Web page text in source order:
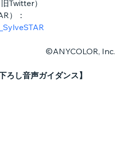
Twitter）
）：
©ANYCOLOR, Inc.
ろし音声ガイダンス】